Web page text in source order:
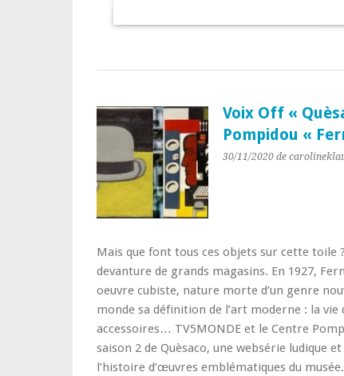
Voix Off «
Pompidou «
30/11/2020 de
Mais que font tous ces objets sur cette toile
devanture de grands magasins. En 1927,
oeuvre cubiste, nature morte d’un genre
monde sa définition de l’art moderne : la vie
accessoires… TV5MONDE et le Centre
saison 2 de Quèsaco, une websérie ludique
l’histoire d’œuvres emblématiques du